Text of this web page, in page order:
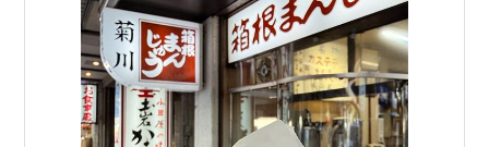
リスト：駅つきキーワード